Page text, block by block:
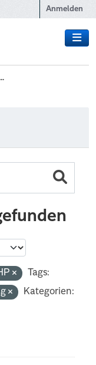
Anmelden
Tags:
Kategorien: